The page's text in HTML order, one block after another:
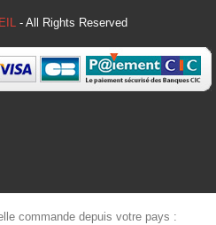
- All Rights Reserved
commande depuis votre pays :